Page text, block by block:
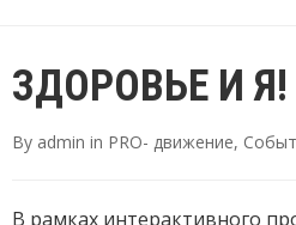
ЗДОРОВЬЕ И Я!
By admin in PRO- движение,
В рамках интерактивного